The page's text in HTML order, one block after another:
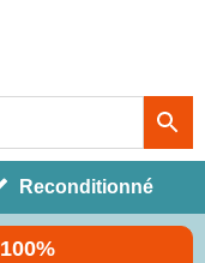
Reconditionné
100%